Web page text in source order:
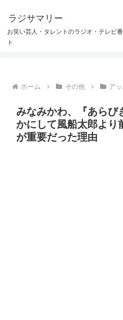
ラジサマリー
お笑い芸人・タレントのラジオ・テレビ
ト
ホーム その他 ア
みなみかわ、『あらび
かにして風船太郎より
が重要だった理由